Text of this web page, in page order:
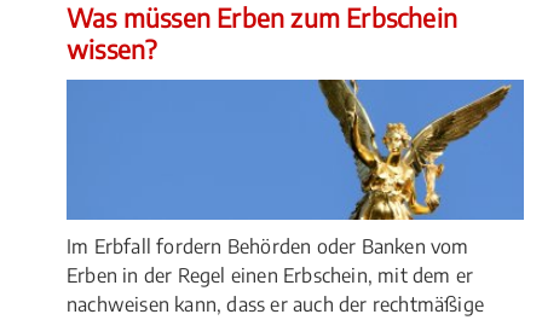
Was müssen Erben zum Erbschein
wissen?
Im Erbfall fordern Behörden oder Banken vom
Erben in der Regel einen Erbschein, mit dem er
nachweisen kann, dass er auch der rechtmäßige